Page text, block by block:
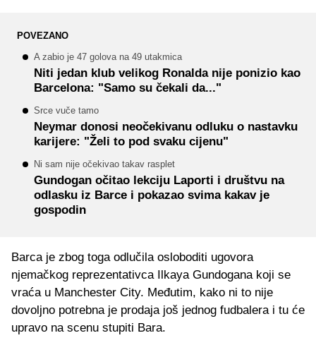
POVEZANO
A zabio je 47 golova na 49 utakmica
Niti jedan klub velikog Ronalda nije ponizio kao
Barcelona: "Samo su čekali da..."
Srce vuče tamo
Neymar donosi neočekivanu odluku o nastavku
karijere: "Želi to pod svaku cijenu"
Ni sam nije očekivao takav rasplet
Gundogan očitao lekciju Laporti i društvu na
odlasku iz Barce i pokazao svima kakav je
gospodin
Barca je zbog toga odlučila osloboditi ugovora
njemačkog reprezentativca Ilkaya Gundogana koji se
vraća u Manchester City. Međutim, kako ni to nije
dovoljno potrebna je prodaja još jednog fudbalera i tu će
upravo na scenu stupiti Bara.